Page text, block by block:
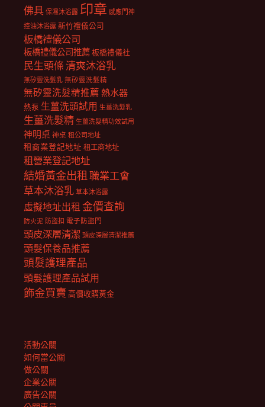
佛具 保濕沐浴露 印章 感應門神
控油沐浴露 新竹禮儀公司
板橋禮儀公司
板橋禮儀公司推薦板橋禮儀社
民生頭條清爽沐浴乳
無矽靈洗髮乳 無矽靈洗髮精
無矽靈洗髮精推薦 熱水器
熱泵 生薑洗頭試用 生薑洗髮乳
生薑洗髮精 生薑洗髮精功效試用
神明桌 神桌 租公司地址
租商業登記地址 租工商地址
租營業登記地址
結婚黃金出租職業工會
草本沐浴乳 草本沐浴露
虛擬地址出租 金價查詢
防火泥 防盜扣 電子防盜門
頭皮深層清潔 頭皮深層清潔推薦
頭髮保養品推薦
頭髮護理產品
頭髮護理產品試用
飾金買賣 高價收購黃金
活動公關
如何當公關
做公關
企業公關
廣告公關